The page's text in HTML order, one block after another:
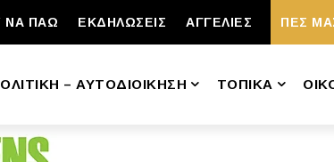
ΝΑ ΠΑΩ ΕΚΔΗΛΩΣΕΙΣ ΑΓΓΕΛΙΕΣ ΠΕΣ
– ΑΥΤΟΔΙΟΙΚΗΣΗ ΤΟΠΙΚΑ